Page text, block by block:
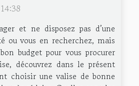
et ne disposez pas d’une
ou vous en recherchez, mais
budget pour vous procurer
découvrez dans le présent
choisir une valise de bonne